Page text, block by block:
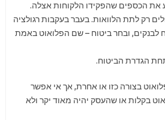
את הכספים שהפקידו הלקוחות אצלה.
רק לתת הלוואות. בעבר בעקבות רגולציה
לבנקים, ובחר ביטוח – שם הפלואוט באמת
בצורה כזו או אחרת, אך אי אפשר
בקלות או שהעסק יהיה מאוד יקר ולא